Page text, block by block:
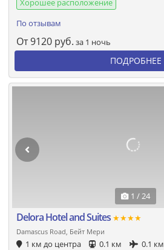
Хорошее расположение
По отзывам
От9120 руб. за 1 ночь
ПОДРОБНЕЕ
1 / 24
Delora Hotel and Suites ★★★★
Damascus Road, Бейт Мери
1 км до центра 0.1 км
0.1 км